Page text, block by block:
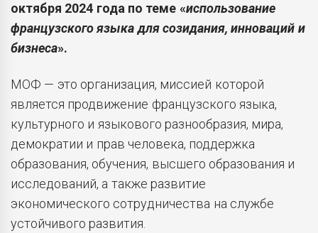
октября 2024 года по теме «использование
французского языка для созидания, инноваций и
бизнеса».
МОФ — это организация, миссией которой
является продвижение французского языка,
культурного и языкового разнообразия, мира,
демократии и прав человека, поддержка
образования, обучения, высшего образования и
исследований, а также развитие
экономического сотрудничества на службе
устойчивого развития.